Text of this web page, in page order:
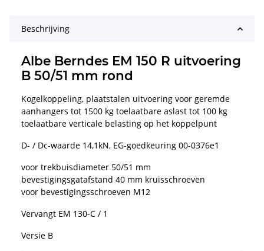
Beschrijving
Albe Berndes EM 150 R uitvoering
B 50/51 mm rond
Kogelkoppeling, plaatstalen uitvoering voor geremde
aanhangers tot 1500 kg toelaatbare aslast tot 100 kg
toelaatbare verticale belasting op het koppelpunt
D- / Dc-waarde 14,1kN, EG-goedkeuring 00-0376e1
voor trekbuisdiameter 50/51 mm
bevestigingsgatafstand 40 mm kruisschroeven
voor bevestigingsschroeven M12
Vervangt EM 130-C / 1
Versie B